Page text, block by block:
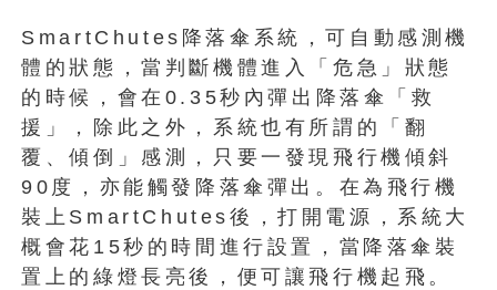
SmartChutes降落傘系統，可自動感測機
體的狀態，當判斷機體進入「危急」狀態
的時候，會在0.35秒內彈出降落傘「救
援」，除此之外，系統也有所謂的「翻
覆、傾倒」感測，只要一發現飛行機傾斜
90度，亦能觸發降落傘彈出。在為飛行機
裝上SmartChutes後，打開電源，系統大
概會花15秒的時間進行設置，當降落傘裝
置上的綠燈長亮後，便可讓飛行機起飛。